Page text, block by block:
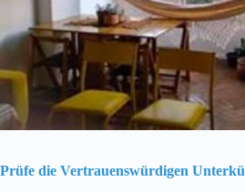
Prüfe die Vertrauenswürdigen